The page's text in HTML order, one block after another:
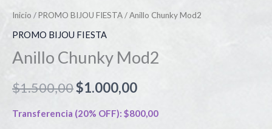
Inicio /PROMO BIJOU FIESTA/ Anillo Chunky Mod2
PROMO BIJOU FIESTA
Anillo Chunky Mod2
$1.500,00
$1.500,00.
$1.000,00
$1.000,00.
Transferencia (20% OFF): $800,00